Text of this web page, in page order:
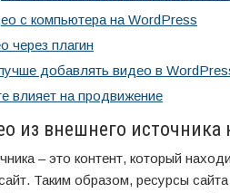
с компьютера на WordPress
через плагин
добавлять видео в
влияет на продвижение
из внешнего источника
– это контент, который
Таким образом, ресурсы